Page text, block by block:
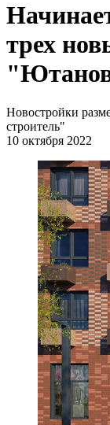
трех
Новостройки
строитель"
10 октября 2022